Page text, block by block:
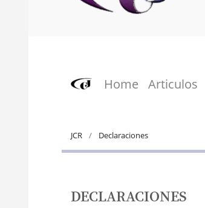
Home Articulos
JCR Declaraciones
DECLARACIONES